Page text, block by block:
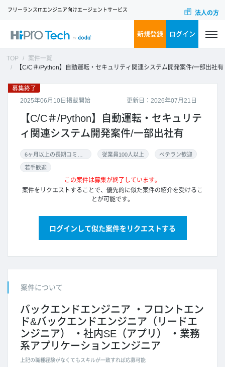
フリーランスITエンジニア向けエージェントサービス 法人の方
新規登録 ログイン
TOP
案件一覧
【C/C＃/Python】自動運転・セキュリティ関連システム開発案件/一部出社有
更新日：2026年07月21日
募集終了
2025年06月10日掲載開始
【C/C＃/Python】自動運転・セキュリテ
ィ関連システム開発案件/一部出社有
従業員100人以上 ベテラン歓迎
若手歓迎
この案件は募集が終了しています。
案件をリクエストすることで、優先的に似た案件の紹介を受けるこ
とが可能です。
ログインして似た案件をリクエストする
案件について
バックエンドエンジニア
フロントエン
ド&バックエンドエンジニア（リードエ
ンジニア）
社内SE（アプリ）
業務
系アプリケーションエンジニア
上記の職種経験がなくてもスキルが一致すれば応募可能